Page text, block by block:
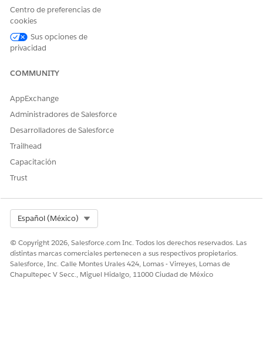
¿RESOLVIÓ ESTE ARTÍCULO SU PROBLEMA?
Centro de preferencias de
cookies
Sus opciones de
privacidad
COMMUNITY
AppExchange
Administradores de Salesforce
Desarrolladores de Salesforce
Trailhead
Capacitación
Trust
Español (México)
© Copyright 2026, Salesforce.com Inc. Todos los derechos reservados. Las
distintas marcas comerciales pertenecen a sus respectivos propietarios.
Salesforce, Inc. Calle Montes Urales 424, Lomas - Virreyes, Lomas de
Chapultepec V Secc., Miguel Hidalgo, 11000 Ciudad de México